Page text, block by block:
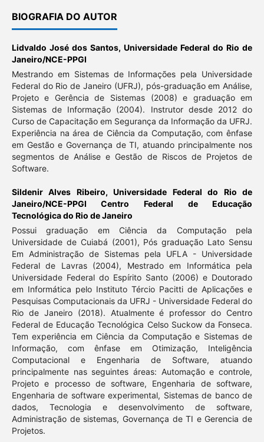
BIOGRAFIA DO AUTOR
Lidvaldo José dos Santos, Universidade Federal do Rio de
Janeiro/NCE-PPGI
Mestrando em Sistemas de Informações pela Universidade
Federal do Rio de Janeiro (UFRJ), pós-graduação em Análise,
Projeto e Gerência de Sistemas (2008) e graduação em
Sistemas de Informação (2004). Instrutor desde 2012 do
Curso de Capacitação em Segurança da Informação da UFRJ.
Experiência na área de Ciência da Computação, com ênfase
em Gestão e Governança de TI, atuando principalmente nos
segmentos de Análise e Gestão de Riscos de Projetos de
Software.
Sildenir Alves Ribeiro,Universidade Federal do Rio de
Janeiro/NCE-PPGI Centro Federal de Educação
Tecnológica do Rio de Janeiro
Possui graduação em Ciência da Computação pela
Universidade de Cuiabá (2001), Pós graduação Lato Sensu
Em Administração de Sistemas pela UFLA - Universidade
Federal de Lavras (2004), Mestrado em Informática pela
Universidade Federal do Espírito Santo (2006) e Doutorado
em Informática pelo Instituto Tércio Pacitti de Aplicações e
Pesquisas Computacionais da UFRJ - Universidade Federal do
Rio de Janeiro (2018). Atualmente é professor do Centro
Federal de Educação Tecnológica Celso Suckow da Fonseca.
Tem experiência em Ciência da Computação e Sistemas de
Informação, com ênfase em Otimização, Inteligência
Computacional e Engenharia de Software, atuando
principalmente nas seguintes áreas: Automação e controle,
Projeto e processo de software, Engenharia de software,
Engenharia de software experimental, Sistemas de banco de
dados, Tecnologia e desenvolvimento de software,
Administração de sistemas, Governança de TI e Gerencia de
Projetos.